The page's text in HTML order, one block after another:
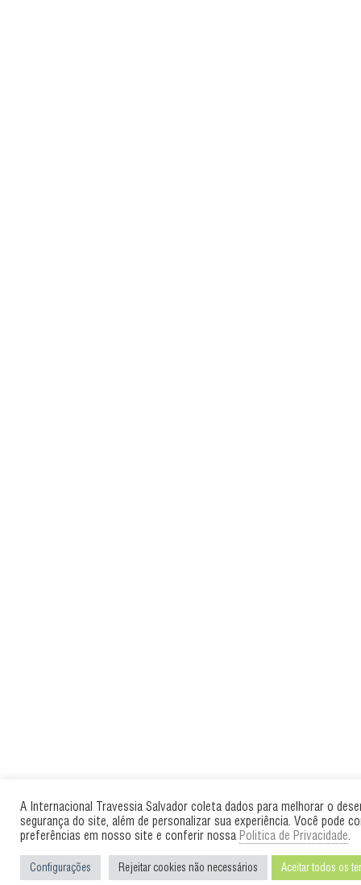
A Internacional Travessia Salvador coleta dados para melhorar o
segurança do site, além de personalizar sua experiência. Você pode
preferências em nosso site e conferir nossa Politica de Privacidade.
Configurações Rejeitar cookies não necessários Aceitar todos os